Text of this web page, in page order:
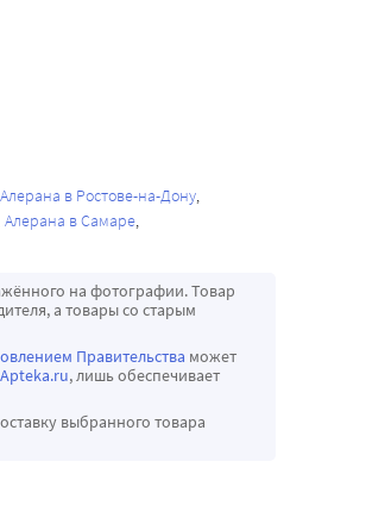
Алерана в Ростове-на-Дону
Алерана в Самаре
на фотографии. Товар
а товары со старым
Правительства может
Apteka.ru, лишь обеспечивает
выбранного товара